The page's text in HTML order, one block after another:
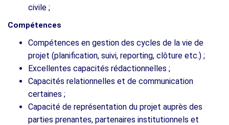
civile ;
Compétences
Compétences en gestion des cycles de la vie de
projet (planification, suivi, reporting, clôture etc.) ;
Excellentes capacités rédactionnelles ;
Capacités relationnelles et de communication
certaines ;
Capacité de représentation du projet auprès des
parties prenantes, partenaires institutionnels et